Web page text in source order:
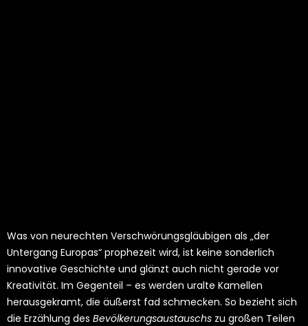
Was von neurechten Verschwörungsgläubigen als „der
Untergang Europas“ prophezeit wird, ist keine sonderlich
innovative Geschichte und glänzt auch nicht gerade vor
Kreativität. Im Gegenteil – es werden uralte Kamellen
herausgekramt, die äußerst fad schmecken. So bezieht sich
die Erzählung des Bevölkerungsaustauschs zu großen Teilen